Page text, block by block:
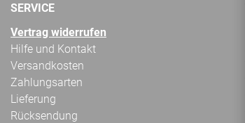
SERVICE
Vertrag widerrufen
Hilfe und Kontakt
Versandkosten
Zahlungsarten
Lieferung
Rücksendung